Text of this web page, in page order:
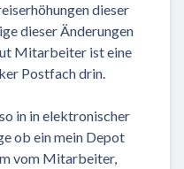
dieser
dieser Änderungen
Mitarbeiter ist eine
Postfach drin.
in in elektronischer
ob ein mein Depot
vom Mitarbeiter,